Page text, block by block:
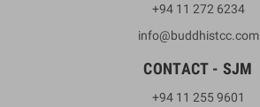
+94 11 272 6234
info@buddhistcc.com
CONTACT - SJM
+94 11 255 9601